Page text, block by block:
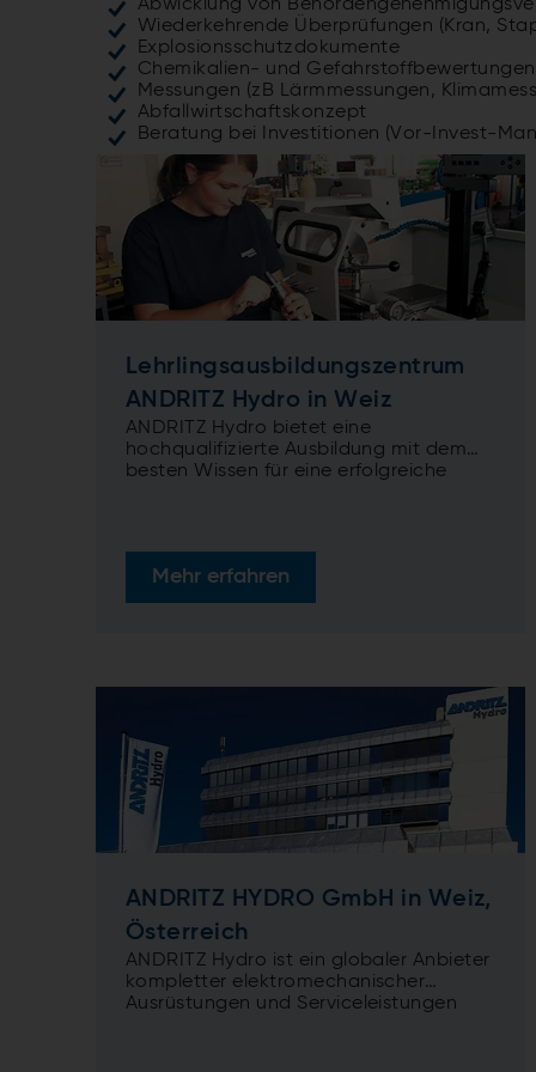
Abwicklung von
Wiederkehrende Überprüfungen (Kran,
Explosionsschutzdokumente
Chemikalien- und Gefahrstoffbewertungen
Messungen (zB Lärmmessungen,
Abfallwirtschaftskonzept
Beratung bei Investitionen (Vor-Invest-
Lehrlingsausbildungszentrum
ANDRITZ Hydro in Weiz
ANDRITZ Hydro bietet eine
hochqualifizierte Ausbildung mit dem
besten Wissen für eine erfolgreiche
Mehr erfahren
ANDRITZ HYDRO GmbH in Weiz,
Österreich
ANDRITZ Hydro ist ein globaler Anbieter
kompletter elektromechanischer
Ausrüstungen und Serviceleistungen